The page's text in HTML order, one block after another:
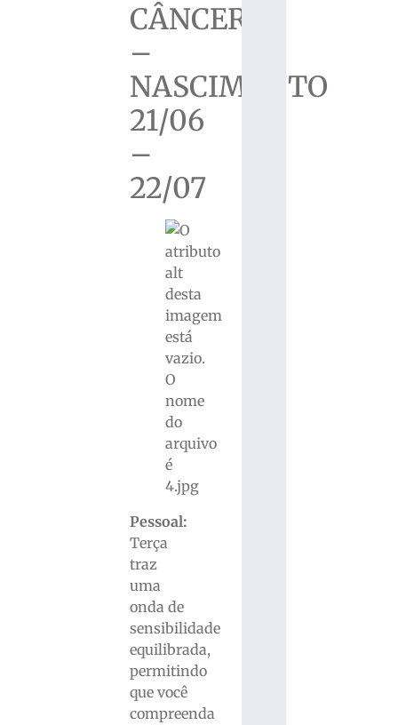
CÂNCER
–
NASCIMENTO
21/06
–
22/07
Pessoal:
Terça
traz
uma
onda de
sensibilidade
equilibrada,
permitindo
que você
compreenda